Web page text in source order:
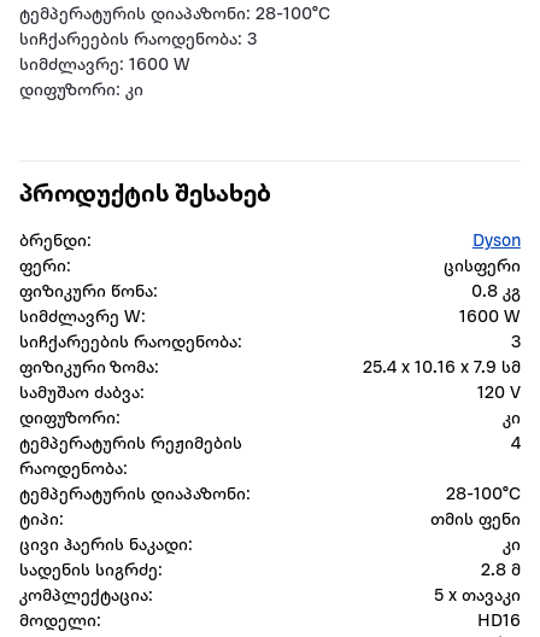
ტემპერატურის დიაპაზონი: 28-100°C
სიჩქარეების რაოდენობა: 3
სიმძლავრე: 1600 W
დიფუზორი: კი
პროდუქტის შესახებ
ბრენდი:
Dyson
ფერი:
ცისფერი
ფიზიკური წონა:
0.8 კგ
სიმძლავრე W:
1600 W
სიჩქარეების რაოდენობა:
3
ფიზიკური ზომა:
25.4 x 10.16 x 7.9 სმ
სამუშაო ძაბვა:
120 V
დიფუზორი:
კი
ტემპერატურის რეჟიმების
რაოდენობა:
4
ტემპერატურის დიაპაზონი:
28-100°C
ტიპი:
თმის ფენი
ცივი ჰაერის ნაკადი:
კი
სადენის სიგრძე:
2.8 მ
კომპლექტაცია:
5 x თავაკი
მოდელი:
HD16